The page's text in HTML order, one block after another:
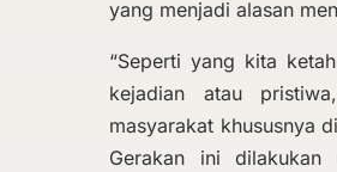
yang menjadi alasan
“Seperti yang kita
kejadian atau
masyarakat khususnya
Gerakan ini dilakukan